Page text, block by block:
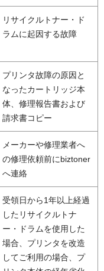
リサイクルトナー・ド
ラムに起因する故障
プリンタ故障の原因と
なったカートリッジ本
体、修理報告書および
請求書コピー
メーカーや修理業者へ
の修理依頼前にbiztoner
へ連絡
受領日から1年以上経過
したリサイクルトナ
ー・ドラムを使用した
場合、プリンタを改造
してご利用の場合、プ